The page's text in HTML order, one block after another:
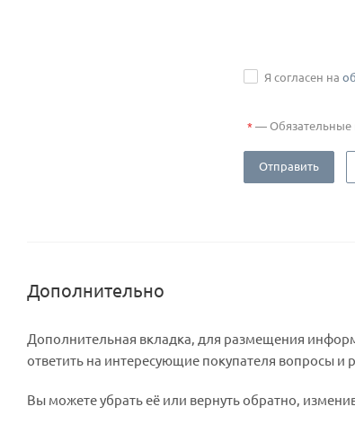
Я согласен на
*—Обязательные
Отправить
Дополнительно
Дополнительная вкладка, для размещения
ответить на интересующие покупателя вопросы и
Вы можете убрать её или вернуть обратно,